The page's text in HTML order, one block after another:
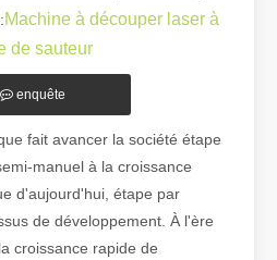
Guide 2026 : Comment les machines de découpe de tubes au laser à fibre révolutionnent la fabrication de tuyaux
machines de découpe de tubes au
Machine à découper laser à
de sauteur
enquête
fait avancer la société étape
manuel à la croissance
d'aujourd'hui, étape par
de développement. À l'ère
croissance rapide de